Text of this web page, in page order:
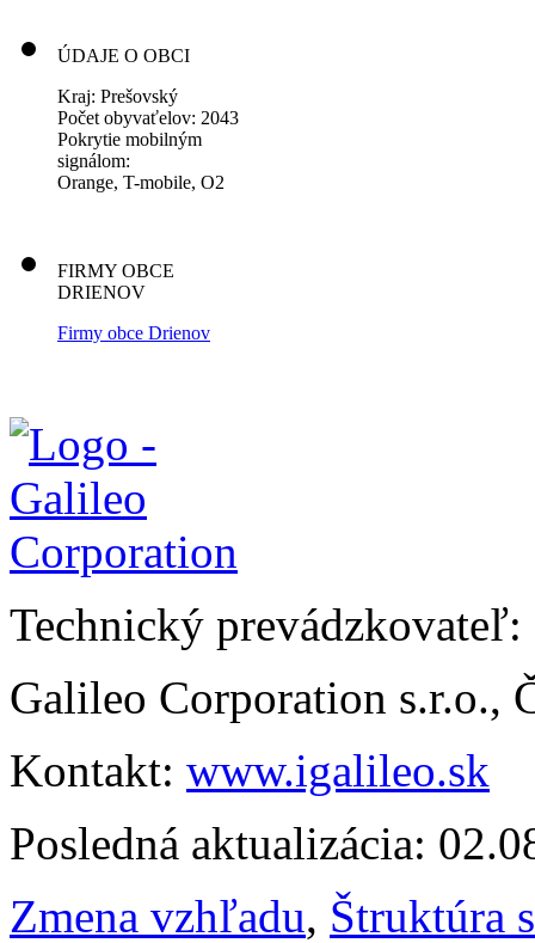
ÚDAJE O OBCI
Kraj: Prešovský
Počet obyvaťelov: 2043
Pokrytie mobilným
signálom:
Orange, T-mobile, O2
FIRMY OBCE
DRIENOV
Firmy obce Drienov
Technický prevádzkovateľ:
Galileo Corporation s.r.o.,
Kontakt: www.igalileo.sk
Posledná aktualizácia:
Zmena vzhľadu, Štruktúra